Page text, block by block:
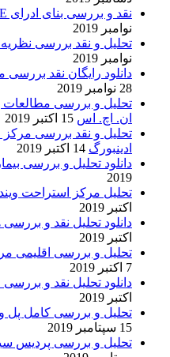
نقد و بررسی بنای ادرای swiss RE لندن-نورمن فاستر
نوامبر 2019
تحلیل و نقد بررسی
نوامبر 2019
دانلود رایگان نقد
28 نوامبر 2019
تحلیل و بررسی مطالعات
ان. اچ. اس 15 اکتبر 2019
تحلیل و نقد بررسی
ادینبورگ 14 اکتبر 2019
دانلود تحلیل و بررسی
2019
تحلیل مرکز استراحت
اکتبر 2019
دانلود تحلیل نقد و
اکتبر 2019
تحلیل و بررسی اقلیمی
7 اکتبر 2019
دانلود تحلیل نقد و
اکتبر 2019
تحلیل و بررسی کامل
15 سپتامبر 2019
تحلیل و بررسی پردیس